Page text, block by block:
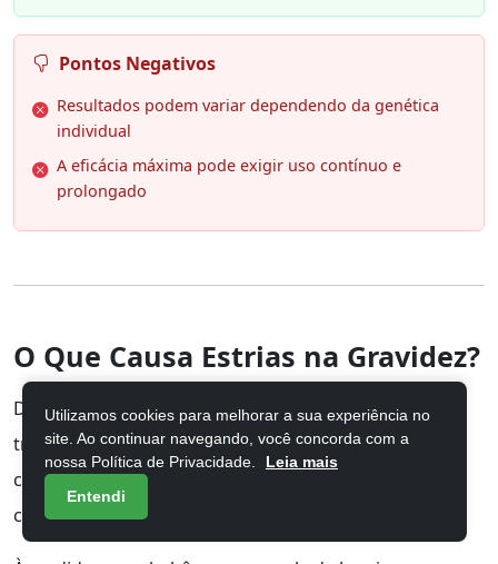
Pontos Negativos
Resultados podem variar dependendo da genética
individual
A eficácia máxima pode exigir uso contínuo e
prolongado
O Que Causa Estrias na Gravidez?
Durante a gravidez, seu corpo passa por
transformações incríveis, e as estrias são uma
consequência comum desse processo. A principal
causa é o rápido
Utilizamos cookies para melhorar a sua experiência no
site. Ao continuar navegando, você concorda com a
nossa Política de Privacidade.
Leia mais
Entendi